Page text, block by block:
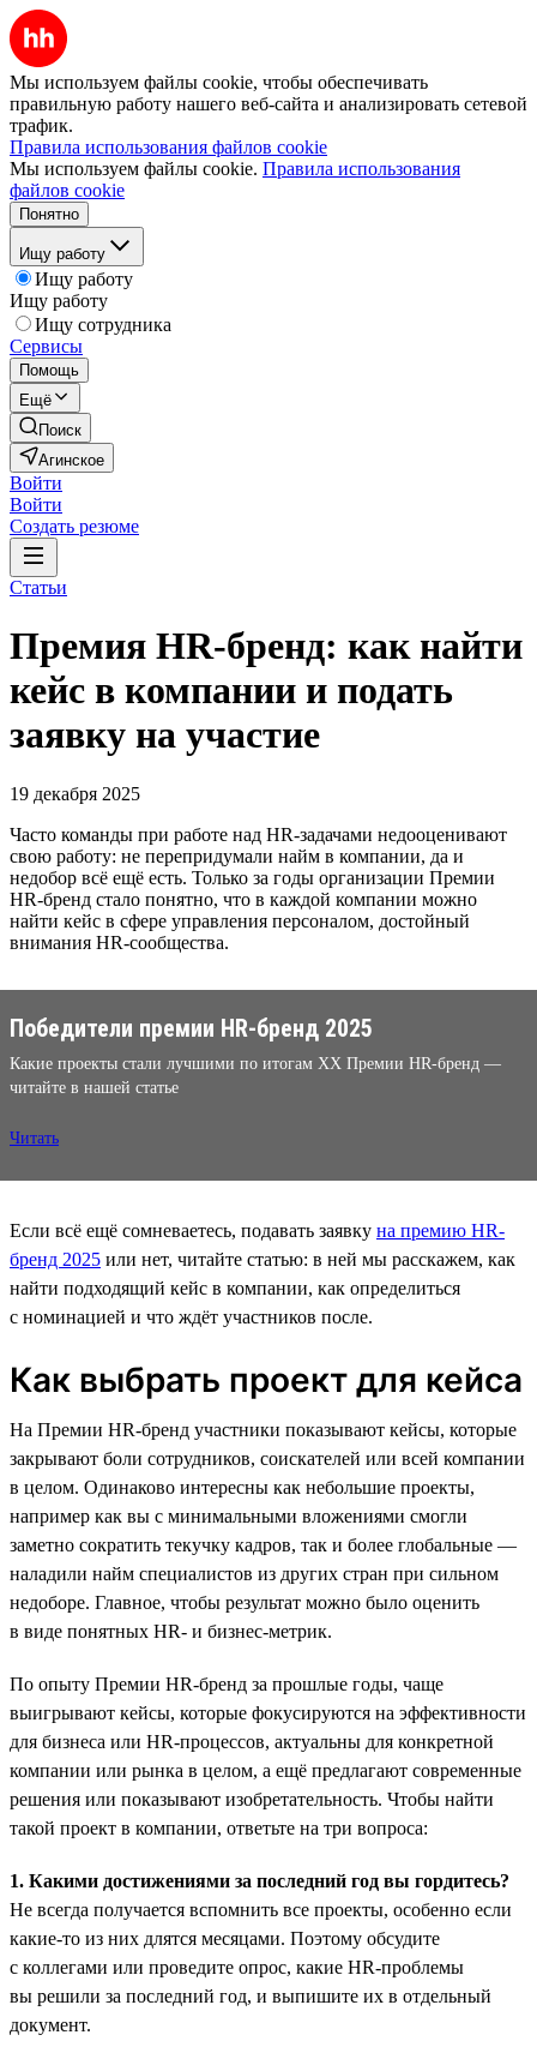
Мы используем файлы cookie, чтобы обеспечивать
правильную работу нашего веб-сайта и анализировать сетевой
трафик.
Правила использования файлов cookie
Мы используем файлы cookie. Правила использования
файлов cookie
Понятно
Ищу работу
Ищу работу
Ищу работу
Ищу сотрудника
Сервисы
Помощь
Ещё
Поиск
Агинское
Войти
Войти
Создать резюме
Статьи
Премия HR-бренд: как найти
кейс в компании и подать
заявку на участие
19 декабря 2025
Часто команды при работе над HR-задачами недооценивают
свою работу: не перепридумали найм в компании, да и
недобор всё ещё есть. Только за годы организации Премии
HR-бренд стало понятно, что в каждой компании можно
найти кейс в сфере управления персоналом, достойный
внимания HR-сообщества.
Победители премии HR-бренд 2025
Какие проекты стали лучшими по итогам XX Премии HR-бренд —
читайте в нашей статье
Читать
Если всё ещё сомневаетесь, подавать заявку на премию HR-
бренд 2025 или нет, читайте статью: в ней мы расскажем, как
найти подходящий кейс в компании, как определиться
с номинацией и что ждёт участников после.
Как выбрать проект для кейса
На Премии HR-бренд участники показывают кейсы, которые
закрывают боли сотрудников, соискателей или всей компании
в целом. Одинаково интересны как небольшие проекты,
например как вы с минимальными вложениями смогли
заметно сократить текучку кадров, так и более глобальные —
наладили найм специалистов из других стран при сильном
недоборе. Главное, чтобы результат можно было оценить
в виде понятных HR- и бизнес-метрик.
По опыту Премии HR-бренд за прошлые годы, чаще
выигрывают кейсы, которые фокусируются на эффективности
для бизнеса или HR-процессов, актуальны для конкретной
компании или рынка в целом, а ещё предлагают современные
решения или показывают изобретательность. Чтобы найти
такой проект в компании, ответьте на три вопроса:
1. Какими достижениями за последний год вы гордитесь?
Не всегда получается вспомнить все проекты, особенно если
какие-то из них длятся месяцами. Поэтому обсудите
с коллегами или проведите опрос, какие HR-проблемы
вы решили за последний год, и выпишите их в отдельный
документ.